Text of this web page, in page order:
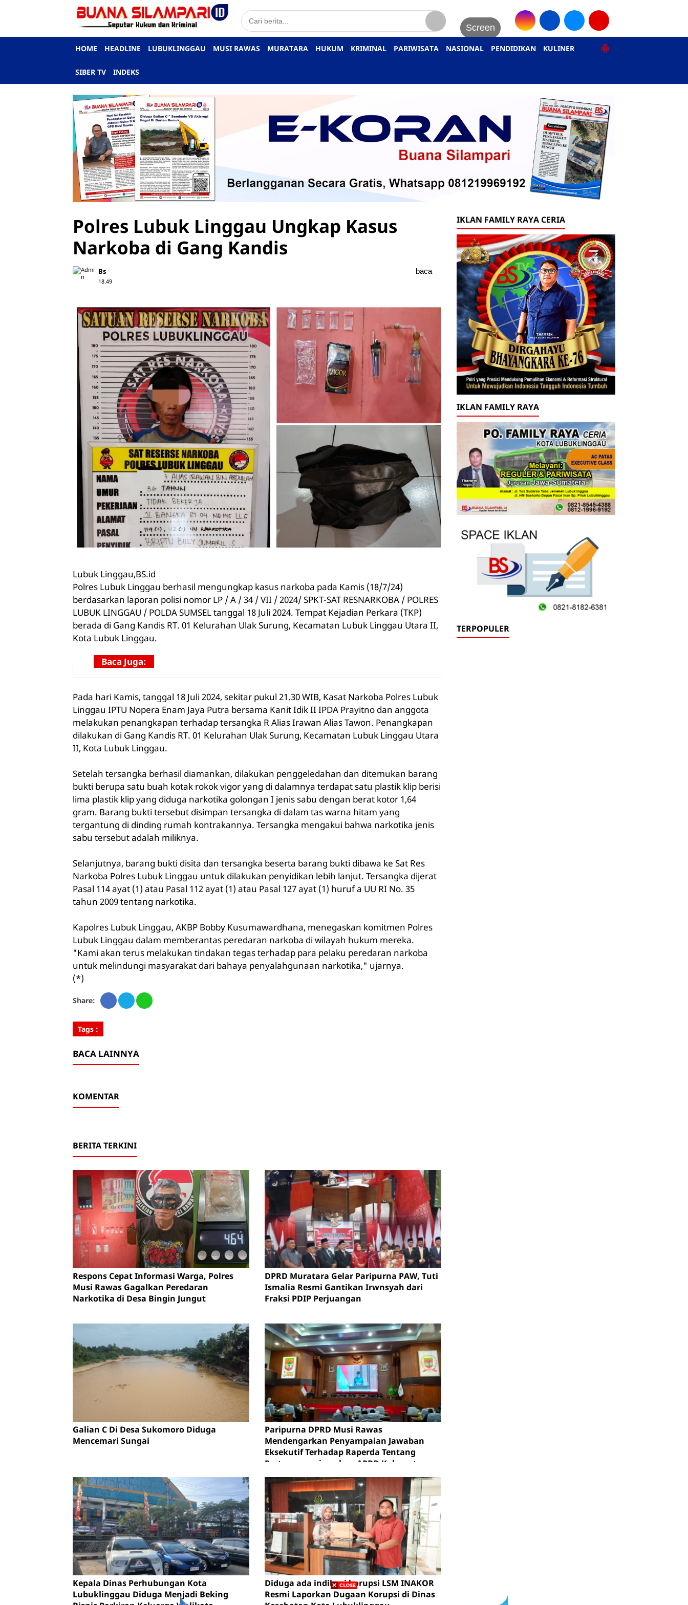
Screen
HOME HEADLINE LUBUKLINGGAU MUSI RAWAS MURATARA HUKUM KRIMINAL PARIWISATA NASIONAL PENDIDIKAN KULINER
SIBER TV INDEKS
Polres Lubuk Linggau Ungkap Kasus
Narkoba di Gang Kandis
Bs
18.49
baca
Lubuk Linggau,BS.id
Polres Lubuk Linggau berhasil mengungkap kasus narkoba pada Kamis (18/7/24)
berdasarkan laporan polisi nomor LP / A / 34 / VII / 2024/ SPKT-SAT RESNARKOBA / POLRES
LUBUK LINGGAU / POLDA SUMSEL tanggal 18 Juli 2024. Tempat Kejadian Perkara (TKP)
berada di Gang Kandis RT. 01 Kelurahan Ulak Surung, Kecamatan Lubuk Linggau Utara II,
Kota Lubuk Linggau.
Baca Juga:
Pada hari Kamis, tanggal 18 Juli 2024, sekitar pukul 21.30 WIB, Kasat Narkoba Polres Lubuk
Linggau IPTU Nopera Enam Jaya Putra bersama Kanit Idik II IPDA Prayitno dan anggota
melakukan penangkapan terhadap tersangka R Alias Irawan Alias Tawon. Penangkapan
dilakukan di Gang Kandis RT. 01 Kelurahan Ulak Surung, Kecamatan Lubuk Linggau Utara
II, Kota Lubuk Linggau.
Setelah tersangka berhasil diamankan, dilakukan penggeledahan dan ditemukan barang
bukti berupa satu buah kotak rokok vigor yang di dalamnya terdapat satu plastik klip berisi
lima plastik klip yang diduga narkotika golongan I jenis sabu dengan berat kotor 1,64
gram. Barang bukti tersebut disimpan tersangka di dalam tas warna hitam yang
tergantung di dinding rumah kontrakannya. Tersangka mengakui bahwa narkotika jenis
sabu tersebut adalah miliknya.
Selanjutnya, barang bukti disita dan tersangka beserta barang bukti dibawa ke Sat Res
Narkoba Polres Lubuk Linggau untuk dilakukan penyidikan lebih lanjut. Tersangka dijerat
Pasal 114 ayat (1) atau Pasal 112 ayat (1) atau Pasal 127 ayat (1) huruf a UU RI No. 35
tahun 2009 tentang narkotika.
Kapolres Lubuk Linggau, AKBP Bobby Kusumawardhana, menegaskan komitmen Polres
Lubuk Linggau dalam memberantas peredaran narkoba di wilayah hukum mereka.
"Kami akan terus melakukan tindakan tegas terhadap para pelaku peredaran narkoba
untuk melindungi masyarakat dari bahaya penyalahgunaan narkotika," ujarnya.
(*)
Share:
Tags :
BACA LAINNYA
KOMENTAR
BERITA TERKINI
Respons Cepat Informasi Warga, Polres
Musi Rawas Gagalkan Peredaran
Narkotika di Desa Bingin Jungut
DPRD Muratara Gelar Paripurna PAW, Tuti
Ismalia Resmi Gantikan Irwnsyah dari
Fraksi PDIP Perjuangan
Galian C Di Desa Sukomoro Diduga
Mencemari Sungai
Paripurna DPRD Musi Rawas
Mendengarkan Penyampaian Jawaban
Eksekutif Terhadap Raperda Tentang
Pertanggungjawaban APBD Kabupaten
Musi Rawas Tahun Anggaran 2025.
Kepala Dinas Perhubungan Kota
Lubuklinggau Diduga Menjadi Beking
Diduga ada indikasi korupsi LSM INAKOR
Resmi Laporkan Dugaan Korupsi di Dinas
IKLAN FAMILY RAYA CERIA
IKLAN FAMILY RAYA
TERPOPULER